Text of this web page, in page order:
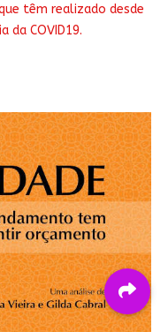
têm realizado desde
da COVID19.